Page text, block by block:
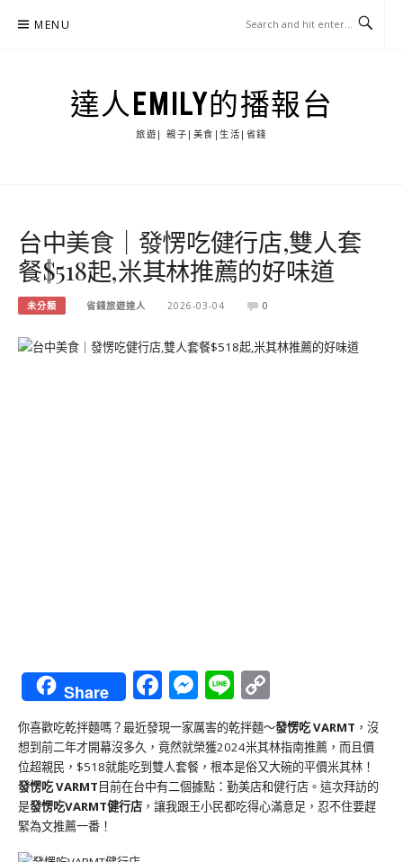
MENU
達人EMILY的播報台
旅遊| 親子|美食|生活|省錢
台中美食｜發愣吃健行店,雙人套
餐$518起,米其林推薦的好味道
未分類 省錢旅遊達人 2026-03-04 0
Share Facebook
Messenger
Line
Link
你喜歡吃乾拌麵嗎？最近發現一家厲害的乾拌麵～發愣吃 VARMT ，沒
想到前二年才開幕沒多久，竟然就榮獲2024米其林指南推薦，而且價
位超親民，$518就能吃到雙人套餐，根本是俗又大碗的平價米其林！
發愣吃 VARMT目前在台中有二個據點：勤美店和健行店。這次拜訪的
是發愣吃VARMT健行店 ，讓我跟王小民都吃得心滿意足，忍不住要趕
緊為文推薦一番！